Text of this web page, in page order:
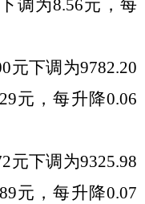
下调 为8.56元，每
元下调 为9782.20
元，每升降0.06
元下调 为9325.98
元，每升降0.07